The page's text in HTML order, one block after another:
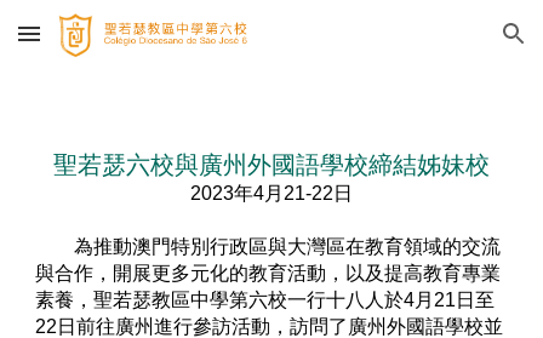
Skip to main content Skip to navigation
聖若瑟六校與廣州外國語學校締結姊妹校
2023年4月21-22日
為推動澳門特別行政區與大灣區在教育領域的交流
與合作，開展更多元化的教育活動，以及提高教育專業
素養，聖若瑟教區中學第六校一行十八人於4月21日至
22日前往廣州進行參訪活動，訪問了廣州外國語學校並